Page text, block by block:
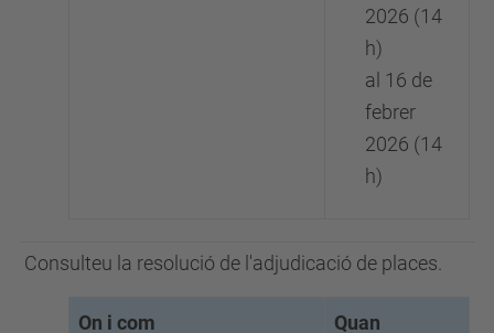
2026 (14
h)
al 16 de
febrer
2026 (14
h)
Consulteu la resolució de l'adjudicació de places.
On i com Quan